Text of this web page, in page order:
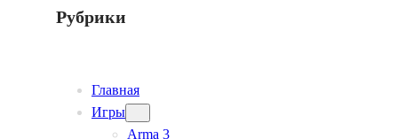
Рубрики
Главная
Игры
Arma 3